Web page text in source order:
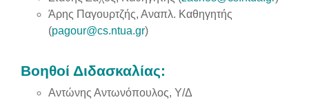
Άρης Παγουρτζής, Αναπλ. Καθηγητής
(pagour@cs.ntua.gr)
Βοηθοί Διδασκαλίας:
Αντώνης Αντωνόπουλος, Υ/Δ